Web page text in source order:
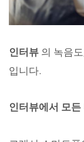
인터뷰 의 녹음
입니다.
인터뷰에서 모